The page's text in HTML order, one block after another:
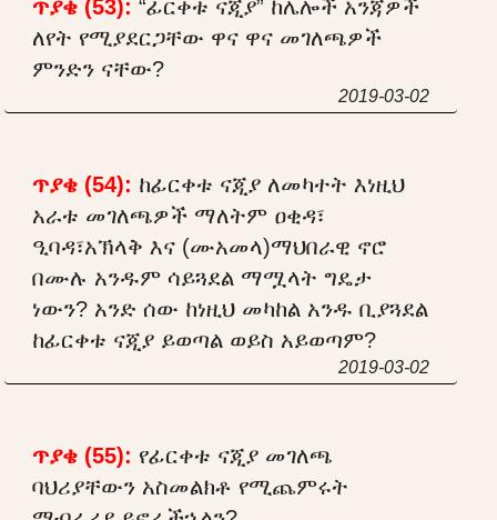
ጥያቄ (53): “ፊርቀቱ ናጂያ” ከሌሎች አንጃዎች
ለየት የሚያደርጋቸው ዋና ዋና መገለጫዎች
ምንድን ናቸው?
2019-03-02
ጥያቄ (54): ከፊርቀቱ ናጂያ ለመካተት እነዚህ
አራቱ መገለጫዎች ማለትም ዐቂዳ፣
ዒባዳ፣አኽላቅ እና (ሙአመላ)ማህበራዊ ኖሮ
በሙሉ አንዱም ሳይጓደል ማሟላት ግዴታ
ነውን? አንድ ሰው ከነዚህ መካከል አንዱ ቢያጓደል
ከፊርቀቱ ናጂያ ይወጣል ወይስ አይወጣም?
2019-03-02
ጥያቄ (55): የፊርቀቱ ናጂያ መገለጫ
ባህሪያቸውን አስመልክቶ የሚጨምሩት